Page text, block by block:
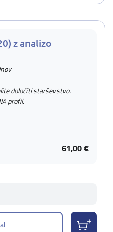
z analizo
določiti starševstvo.
profil.
61,00 €